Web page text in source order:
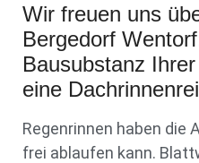
Wir freuen uns
Bergedorf
Bausubstanz
eine
Regenrinnen haben die
frei ablaufen kann.